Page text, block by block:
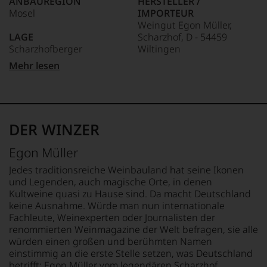
unserem
um
zu
unterstreichen,
auf
Niveau
unsere
Weinselektion
bewegt.
Das
aber
genügt
uns
nicht
mehr.
Wir
haben
festgestellt,
dass
hat
mit
und
Innovationsgeist
Weinjournalismus
und
studierte
Rechtsanwalt
verstand
sich
als
Sprachrohr
des
Verbrauchers
und
schuf
1978
den
Newsletter
über
Umwege
in
die
Weinwelt,
denn
an
der
von
Wisconsin.
Bedingt
durch
seinen
Vater
wandte
er
sich
aber
Mosel
LAGE
Scharzhofberger
APPELLATION
REBSORTEN
9 °C
IMPORTEUR
Weingut Egon Müller,
Scharzhof, D - 54459
Wiltingen
FLASCHENGRÖSSE
Mehr lesen
DER WINZER
Egon Müller
Jedes traditionsreiche Weinbauland hat seine Ikonen
und Legenden, auch magische Orte, in denen
Kultweine quasi zu Hause sind. Da macht Deutschland
keine Ausnahme. Würde man nun internationale
Fachleute, Weinexperten oder Journalisten der
renommierten Weinmagazine der Welt befragen, sie alle
würden einen großen und berühmten Namen
einstimmig an die erste Stelle setzen, was Deutschland